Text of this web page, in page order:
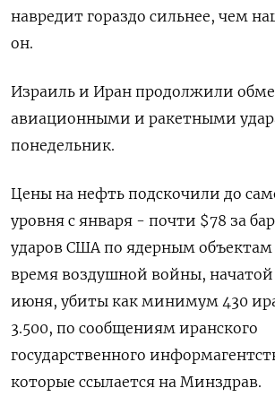
навредит гораздо сильнее, чем
он.
Израиль и Иран продолжили
авиационными и ракетными
понедельник.
Цены на нефть подскочили до
уровня с января - почти $78 за
ударов США по ядерным объектам
время воздушной войны, начатой
июня, убиты как минимум 430
3.500, по сообщениям иранского
государственного
которые ссылается на Минздрав.